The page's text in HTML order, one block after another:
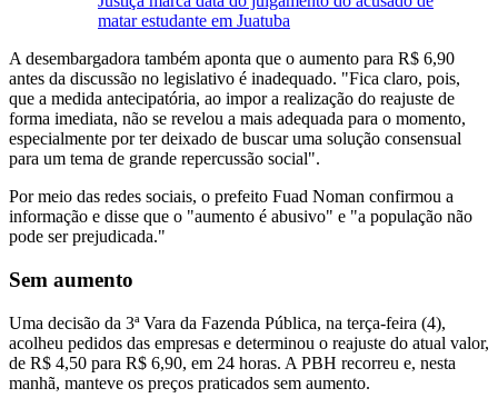
matar estudante em Juatuba
A desembargadora também aponta que o aumento para R$ 6,90
antes da discussão no legislativo é inadequado. "Fica claro, pois,
que a medida antecipatória, ao impor a realização do reajuste de
forma imediata, não se revelou a mais adequada para o momento,
especialmente por ter deixado de buscar uma solução consensual
para um tema de grande repercussão social".
Por meio das redes sociais, o prefeito Fuad Noman confirmou a
informação e disse que o "aumento é abusivo" e "a população não
pode ser prejudicada."
Sem aumento
Uma decisão da 3ª Vara da Fazenda Pública, na terça-feira (4),
acolheu pedidos das empresas e determinou o reajuste do atual valor,
de R$ 4,50 para R$ 6,90, em 24 horas. A PBH recorreu e, nesta
manhã, manteve os preços praticados sem aumento.